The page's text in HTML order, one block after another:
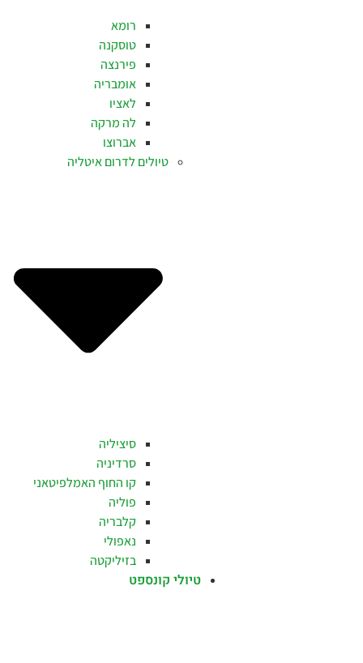
רומא
טוסקנה
פירנצה
אומבריה
לאציו
לה מרקה
אברוצו
טיולים לדרום איטליה
סיציליה
סרדיניה
קו החוף האמלפיטאני
פוליה
קלבריה
נאפולי
בזיליקטה
טיולי קונספט